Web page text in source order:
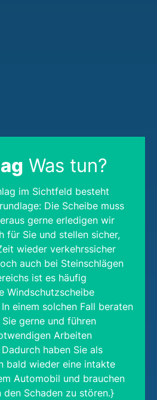
Was tun?
im Sichtfeld besteht
Die Scheibe muss
gerne erledigen wir
für Sie und stellen sicher,
wieder verkehrssicher
auch bei Steinschlägen
ist es häufig
Windschutzscheibe
einem solchen Fall beraten
gerne und führen
Arbeiten
haben Sie als
bald wieder eine intakte
Automobil und brauchen
Schaden zu stören.}